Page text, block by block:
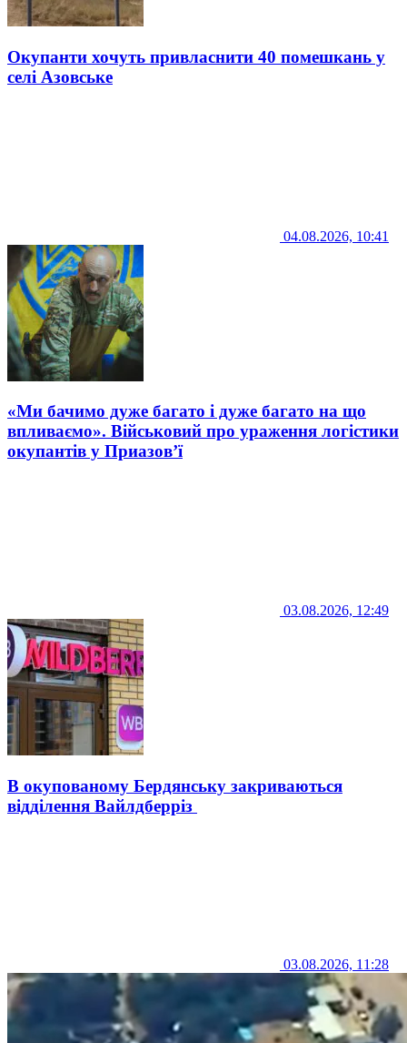
Окупанти хочуть привласнити 40 помешкань у
селі Азовське
04.08.2026, 10:41
«Ми бачимо дуже багато і дуже багато на що
впливаємо». Військовий про ураження логістики
окупантів у Приазов’ї
03.08.2026, 12:49
В окупованому Бердянську закриваються
відділення Вайлдберріз
03.08.2026, 11:28